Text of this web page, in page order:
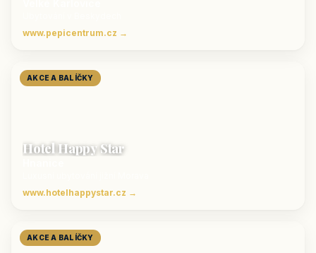
www.pepicentrum.cz →
AKCE A BALÍČKY
Hotel Happy Star
www.hotelhappystar.cz →
AKCE A BALÍČKY